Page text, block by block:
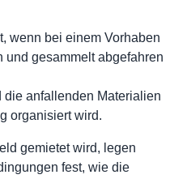
wenn bei einem Vorhaben
und gesammelt abgefahren
die anfallenden Materialien
organisiert wird.
gemietet wird, legen
fest, wie die